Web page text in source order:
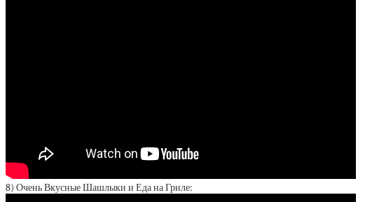
8) Очень Вкусные Шашлыки и Еда на Гриле: